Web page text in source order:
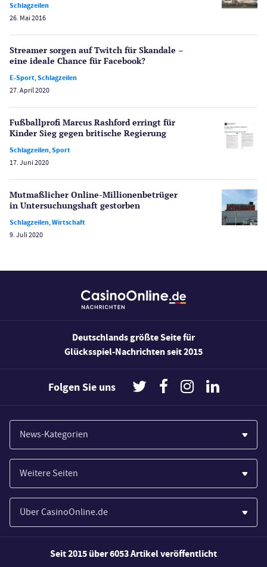
Poker
Schlagzeilen
Spiele
Spielerschutz
Sport
Wetten
Wirtschaft
Merkur Casinos
Spielautomaten
Casino Testberichte
Bonus Ohne Einzahlung
Slot Freispiele
Schlagzeilen
26. Mai 2016
Streamer sorgen auf Twitch für Skandale –
eine ideale Chance für Facebook?
E-Sport,Schlagzeilen
27. April 2020
Fußballprofi Marcus Rashford erringt für
Kinder Sieg gegen britische Regierung
Schlagzeilen,Sport
17. Juni 2020
Mutmaßlicher Online-Millionen­betrüger
in Untersuchungshaft gestorben
Schlagzeilen,Wirtschaft
9. Juli 2020
Deutschlands größte Seite für
Glücksspiel-Nachrichten seit 2015
Folgen Sie uns
News-Kategorien
Casinos
Wirtschaft
Spiele
Weitere Seiten
Paypal Casinos
Novoline Casinos
Merkur Casinos
Über CasinoOnline.de
Seit 2015 über 6053 Artikel veröffentlicht